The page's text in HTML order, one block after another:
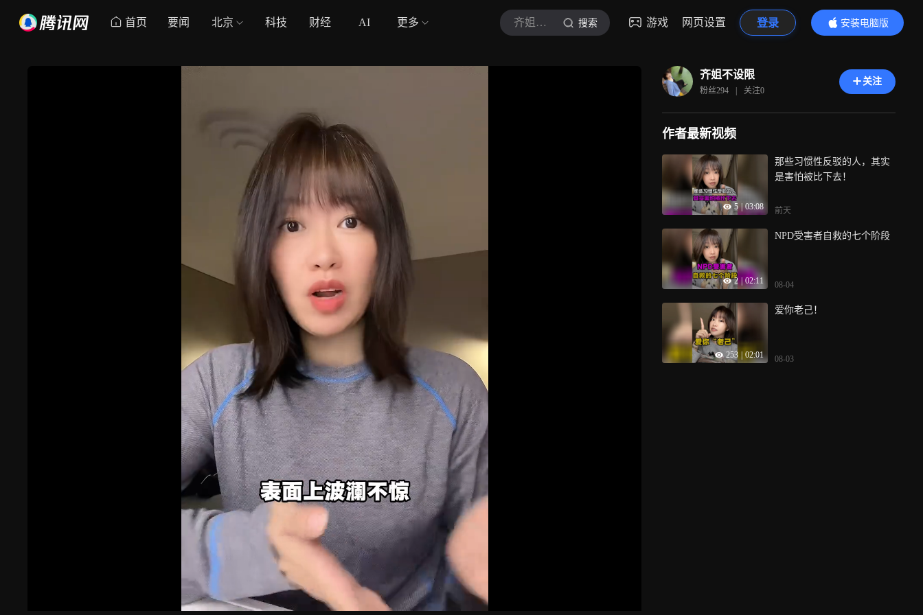
首页 要闻 北京 科技 财经 AI 更多 齐姐不设限 搜索 游戏 网页设置 登录
安装电脑版
内容更精彩
齐姐不设限
粉丝294 | 关注0
关注
作者最新视频
5 | 03:08
那些习惯性反驳的人，其实
是害怕被比下去！
前天
2 | 02:11
NPD受害者自救的七个阶段
08-04
253 02:01
爱你老己！
08-03